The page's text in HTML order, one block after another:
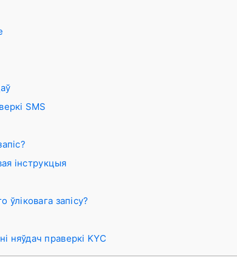
SMS
інструкцыя
запісу?
няўдач праверкі KYC